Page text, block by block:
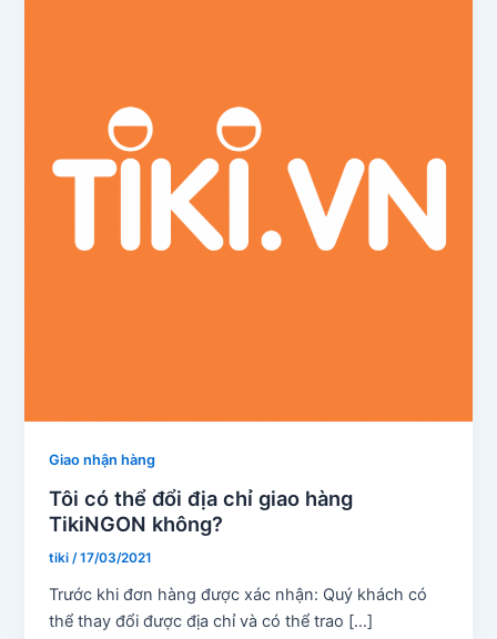
Giao nhận hàng
Tôi có thể đổi địa chỉ giao hàng
TikiNGON không?
tiki/17/03/2021
Trước khi đơn hàng được xác nhận: Quý khách có
thể thay đổi được địa chỉ và có thể trao […]